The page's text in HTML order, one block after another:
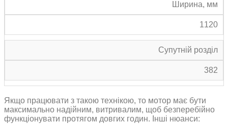
Ширина, мм
1120
Супутній розділ
382
Якщо працювати з такою технікою, то мотор має бути
максимально надійним, витривалим, щоб безперебійно
функціонувати протягом довгих годин. Інші нюанси: